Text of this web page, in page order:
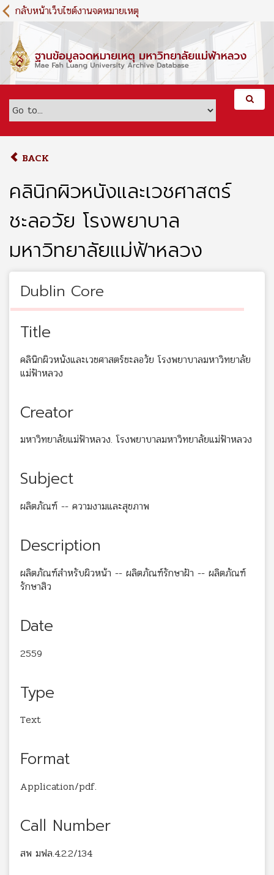
S
k
m
c
กลับหน้าเว็บไซต์งานจดหมายเหตุ
BACK
คลินิกผิวหนังและเวชศาสตร์
ชะลอวัย โรงพยาบาล
มหาวิทยาลัยแม่ฟ้าหลวง
Dublin Core
Title
คลินิกผิวหนังและเวชศาสตร์ชะลอวัย โรงพยาบาลมหาวิทยาลัย
แม่ฟ้าหลวง
Creator
มหาวิทยาลัยแม่ฟ้าหลวง. โรงพยาบาลมหาวิทยาลัยแม่ฟ้าหลวง
Subject
ผลิตภัณฑ์ -- ความงามและสุขภาพ
Description
ผลิตภัณฑ์สำหรับผิวหน้า -- ผลิตภัณฑ์รักษาฝ้า -- ผลิตภัณฑ์
รักษาสิว
Date
2559
Type
Text
Format
Application/pdf.
Call Number
สพ มฟล.4.2.2/134